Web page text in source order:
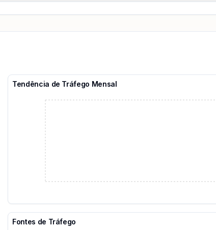
Tendência de Tráfego Mensal
Fontes de Tráfego